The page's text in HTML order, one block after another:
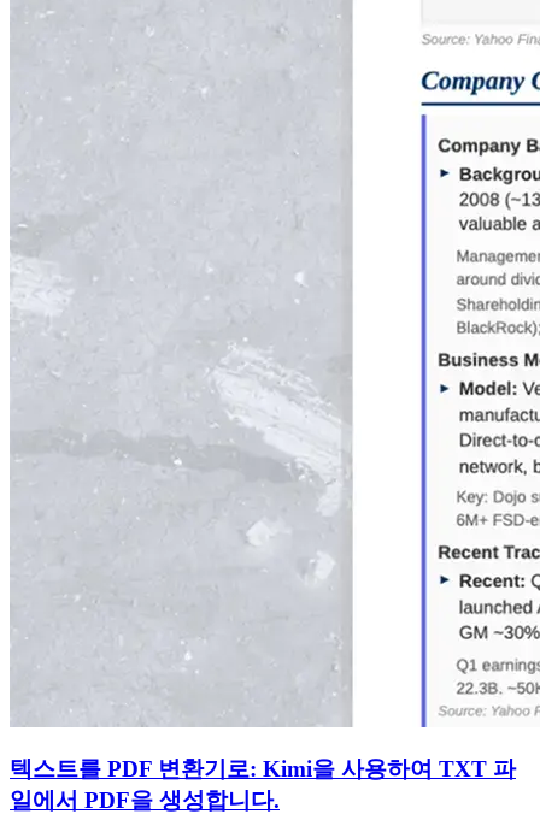
텍스트를 PDF 변환기로: Kimi을 사용하여 TXT 파
일에서 PDF을 생성합니다.